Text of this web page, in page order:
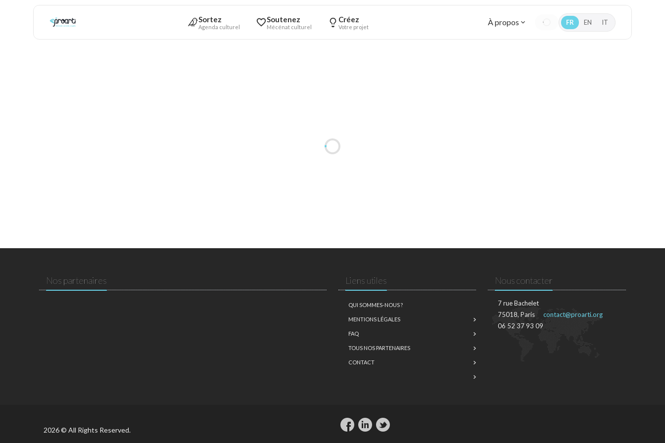
Sortez
Agenda culturel
Soutenez
Mécénat culturel
Créez
Votre projet À propos FR EN IT
Nos partenaires Liens utiles
QUI SOMMES-NOUS ?
MENTIONS LÉGALES
FAQ
TOUS NOS PARTENAIRES
CONTACT
Nous contacter
7 rue Bachelet
75018, Paris
06 52 37 93 09
contact@proarti.org
2026 © All Rights Reserved.